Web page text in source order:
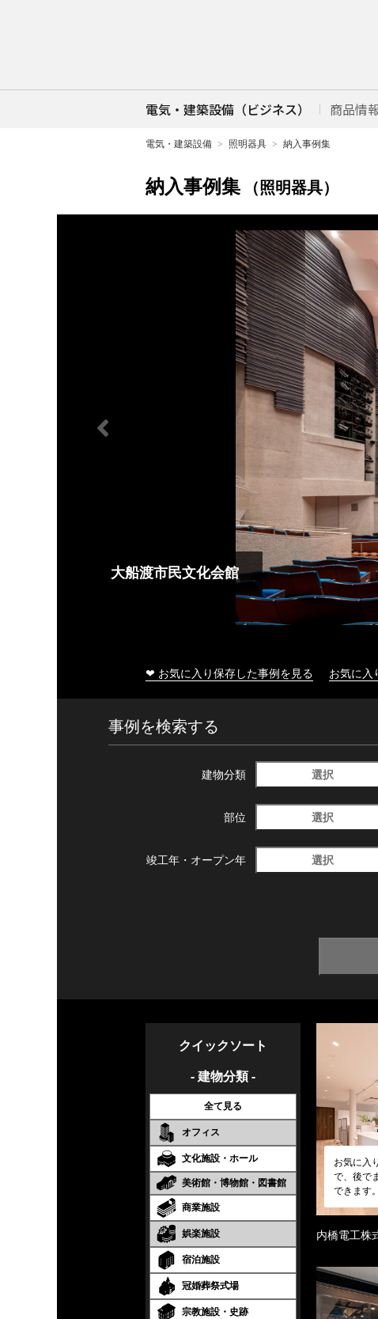
電気・建築設備（ビジネス） 商品情
電気・建築設備 照明器具 納入事例集
納入事例集 （照明器具）
大船渡市民文化会館
❤ お気に入り保存した事例を見る お気に入
事例を検索する
建物分類 選択
部位 選択
竣工年・ オープン年 選択
クイックソート
- 建物分類 -
全て見る
オフィス
文化施設・ホール
美術館・博物館・図書館
商業施設
娯楽施設
宿泊施設
冠婚葬祭式場
宗教施設・史跡
お気に入
で、後で
できます。
内橋電工株